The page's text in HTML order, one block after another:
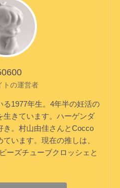
トの運営者
る1977年生。4年半の妊活の
生きています。ハーゲンダ
き。村山由佳さんとCocco
います。現在の推しは、
ーズチューブクロッシェと